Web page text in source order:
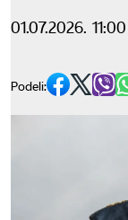
01.07.2026. 11:00
Podeli: